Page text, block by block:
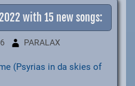
with 15 new songs:
PARALAX
(Psyrias in da skies of